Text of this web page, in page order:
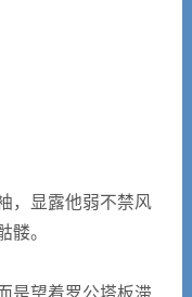
，显露他弱不禁风
髅。
是望着罗公塔板滞